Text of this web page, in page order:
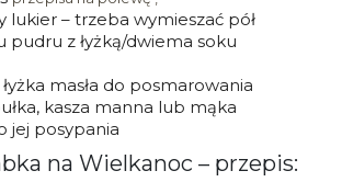
lukier – trzeba wymieszać pół
pudru z łyżką/dwiema soku
masła do posmarowania
kasza manna lub mąka
jej posypania
na Wielkanoc – przepis: